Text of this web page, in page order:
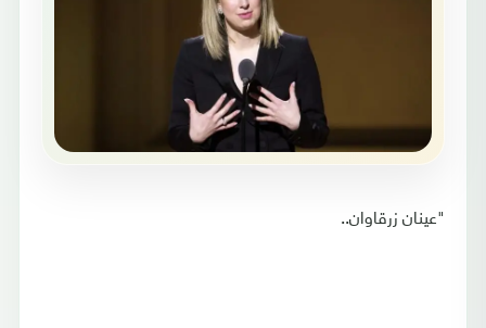
"عينان زرقاوان..